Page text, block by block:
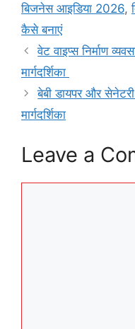
बिजनेस आइडिया 2026,
कैसे बनाएं
वेट वाइप्स निर्माण
मार्गदर्शिका
बेबी डायपर और
मार्गदर्शिका
Leave a